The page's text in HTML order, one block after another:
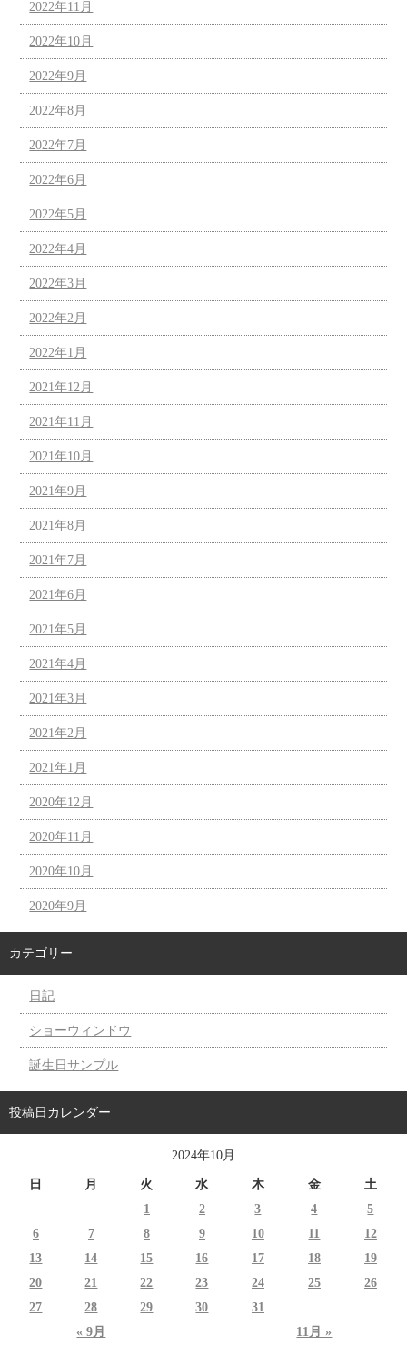
2022年11月
2022年10月
2022年9月
2022年8月
2022年7月
2022年6月
2022年5月
2022年4月
2022年3月
2022年2月
2022年1月
2021年12月
2021年11月
2021年10月
2021年9月
2021年8月
2021年7月
2021年6月
2021年5月
2021年4月
2021年3月
2021年2月
2021年1月
2020年12月
2020年11月
2020年10月
2020年9月
カテゴリー
日記
ショーウィンドウ
誕生日サンプル
投稿日カレンダー
2024年10月
日 月 火 水 木 金 土
« 9月 11月 »
1 2 3 4
5
6
7 8 9 10 11
12
13
14 15 16 17 18
19
20
21 22 23 24 25
26
27
28 29 30 31